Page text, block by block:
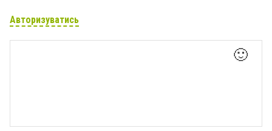
Авторизуватись
🙂